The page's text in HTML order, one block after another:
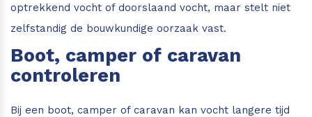
optrekkend vocht of doorslaand vocht, maar stelt niet
zelfstandig de bouwkundige oorzaak vast.
Boot, camper of caravan
controleren
Bij een boot, camper of caravan kan vocht langere tijd